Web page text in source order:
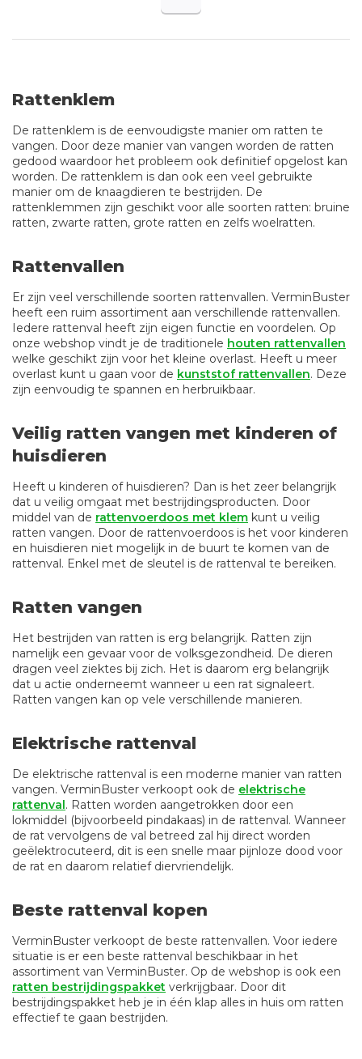
Rattenklem
De rattenklem is de eenvoudigste manier om ratten te
vangen. Door deze manier van vangen worden de ratten
gedood waardoor het probleem ook definitief opgelost kan
worden. De rattenklem is dan ook een veel gebruikte
manier om de knaagdieren te bestrijden. De
rattenklemmen zijn geschikt voor alle soorten ratten: bruine
ratten, zwarte ratten, grote ratten en zelfs woelratten.
Rattenvallen
Er zijn veel verschillende soorten rattenvallen. VerminBuster
heeft een ruim assortiment aan verschillende rattenvallen.
Iedere rattenval heeft zijn eigen functie en voordelen. Op
onze webshop vindt je de traditionele houten rattenvallen
welke geschikt zijn voor het kleine overlast. Heeft u meer
overlast kunt u gaan voor de kunststof rattenvallen. Deze
zijn eenvoudig te spannen en herbruikbaar.
Veilig ratten vangen met kinderen of
huisdieren
Heeft u kinderen of huisdieren? Dan is het zeer belangrijk
dat u veilig omgaat met bestrijdingsproducten. Door
middel van de rattenvoerdoos met klem kunt u veilig
ratten vangen. Door de rattenvoerdoos is het voor kinderen
en huisdieren niet mogelijk in de buurt te komen van de
rattenval. Enkel met de sleutel is de rattenval te bereiken.
Ratten vangen
Het bestrijden van ratten is erg belangrijk. Ratten zijn
namelijk een gevaar voor de volksgezondheid. De dieren
dragen veel ziektes bij zich. Het is daarom erg belangrijk
dat u actie onderneemt wanneer u een rat signaleert.
Ratten vangen kan op vele verschillende manieren.
Elektrische rattenval
De elektrische rattenval is een moderne manier van ratten
vangen. VerminBuster verkoopt ook de elektrische
rattenval. Ratten worden aangetrokken door een
lokmiddel (bijvoorbeeld pindakaas) in de rattenval. Wanneer
de rat vervolgens de val betreed zal hij direct worden
geëlektrocuteerd, dit is een snelle maar pijnloze dood voor
de rat en daarom relatief diervriendelijk.
Beste rattenval kopen
VerminBuster verkoopt de beste rattenvallen. Voor iedere
situatie is er een beste rattenval beschikbaar in het
assortiment van VerminBuster. Op de webshop is ook een
ratten bestrijdingspakket verkrijgbaar. Door dit
bestrijdingspakket heb je in één klap alles in huis om ratten
effectief te gaan bestrijden.